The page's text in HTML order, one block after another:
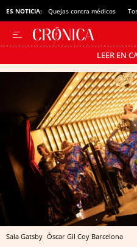
ES NOTICIA: Quejas contra médicos
LEER EN
Pásate al MODO
Sala Gatsby Òscar Gil Coy Barcelona